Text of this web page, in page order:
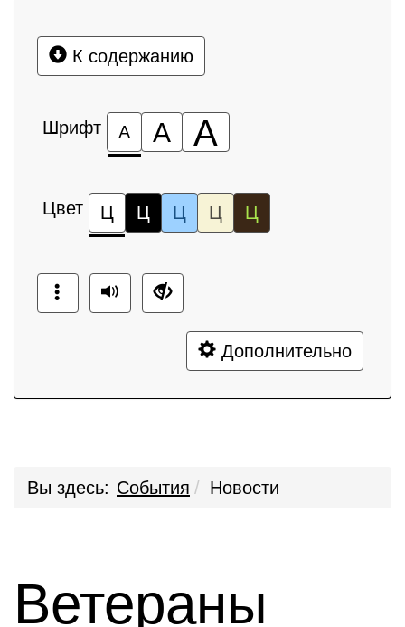
К содержанию
Шрифт А А А
Цвет Ц Ц Ц Ц Ц
Дополнительно
Вы здесь: События Новости
Ветераны